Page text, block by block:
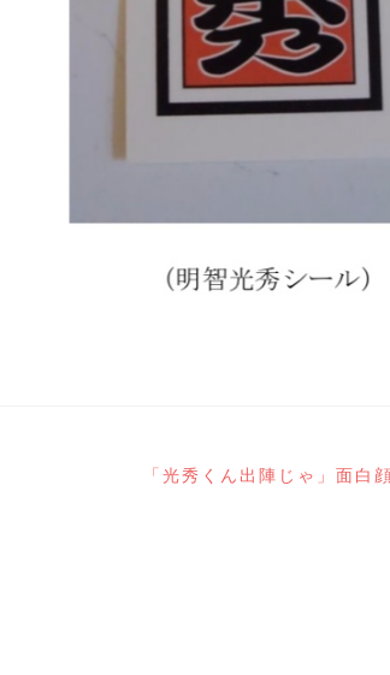
「光秀くん出陣じゃ」面白